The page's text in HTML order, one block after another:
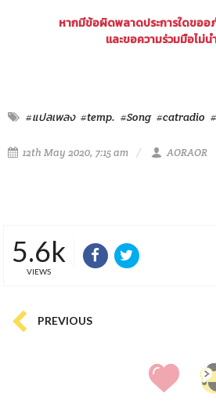
หากมีข้อผิดพลาดประการใดขอ
และขอความร่วมมือไม่
#แปลเพลง #temp. #Song #catradio
12th May 2020, 7:15 am AORAOR
5.6k
VIEWS
PREVIOUS